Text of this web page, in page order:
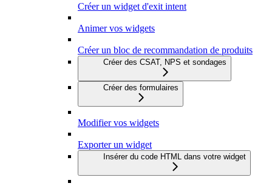
Créer un widget d'exit intent
Animer vos widgets
Créer un bloc de recommandation de produits
Créer des CSAT, NPS et sondages
Créer des formulaires
Modifier vos widgets
Exporter un widget
Insérer du code HTML dans votre widget